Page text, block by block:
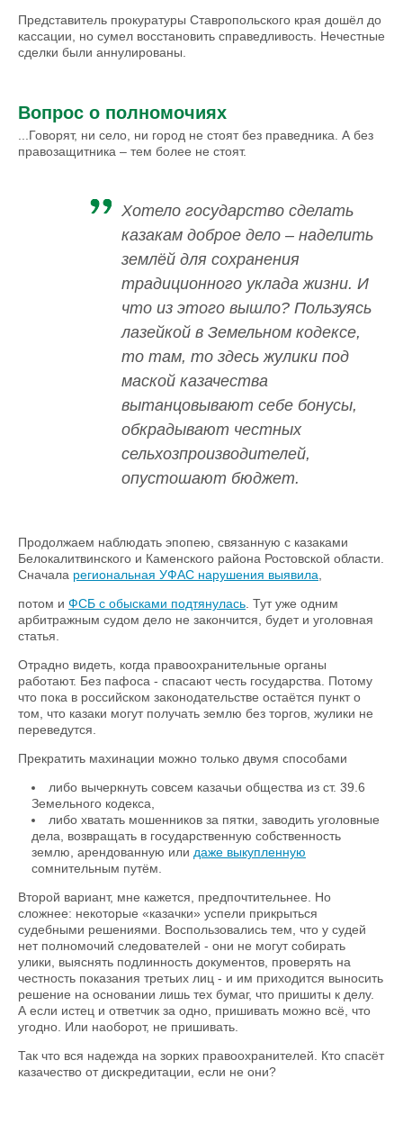
Представитель прокуратуры Ставропольского края дошёл до
кассации, но сумел восстановить справедливость. Нечестные
сделки были аннулированы.
Вопрос о полномочиях
...Говорят, ни село, ни город не стоят без праведника. А без
правозащитника – тем более не стоят.
Хотело государство сделать
казакам доброе дело – наделить
землёй для сохранения
традиционного уклада жизни. И
что из этого вышло? Пользуясь
лазейкой в Земельном кодексе,
то там, то здесь жулики под
маской казачества
вытанцовывают себе бонусы,
обкрадывают честных
сельхозпроизводителей,
опустошают бюджет.
Продолжаем наблюдать эпопею, связанную с казаками
Белокалитвинского и Каменского района Ростовской области.
Сначала региональная УФАС нарушения выявила,
потом и ФСБ с обысками подтянулась. Тут уже одним
арбитражным судом дело не закончится, будет и уголовная
статья.
Отрадно видеть, когда правоохранительные органы
работают. Без пафоса - спасают честь государства. Потому
что пока в российском законодательстве остаётся пункт о
том, что казаки могут получать землю без торгов, жулики не
переведутся.
Прекратить махинации можно только двумя способами
либо вычеркнуть совсем казачьи общества из ст. 39.6
Земельного кодекса,
либо хватать мошенников за пятки, заводить уголовные
дела, возвращать в государственную собственность
землю, арендованную или даже выкупленную
сомнительным путём.
Второй вариант, мне кажется, предпочтительнее. Но
сложнее: некоторые «казачки» успели прикрыться
судебными решениями. Воспользовались тем, что у судей
нет полномочий следователей - они не могут собирать
улики, выяснять подлинность документов, проверять на
честность показания третьих лиц - и им приходится выносить
решение на основании лишь тех бумаг, что пришиты к делу.
А если истец и ответчик за одно, пришивать можно всё, что
угодно. Или наоборот, не пришивать.
Так что вся надежда на зорких правоохранителей. Кто спасёт
казачество от дискредитации, если не они?